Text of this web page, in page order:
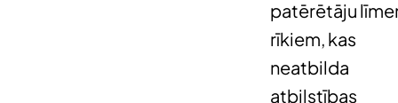
patērētāju
rīkiem, kas
neatbilda
atbilstības